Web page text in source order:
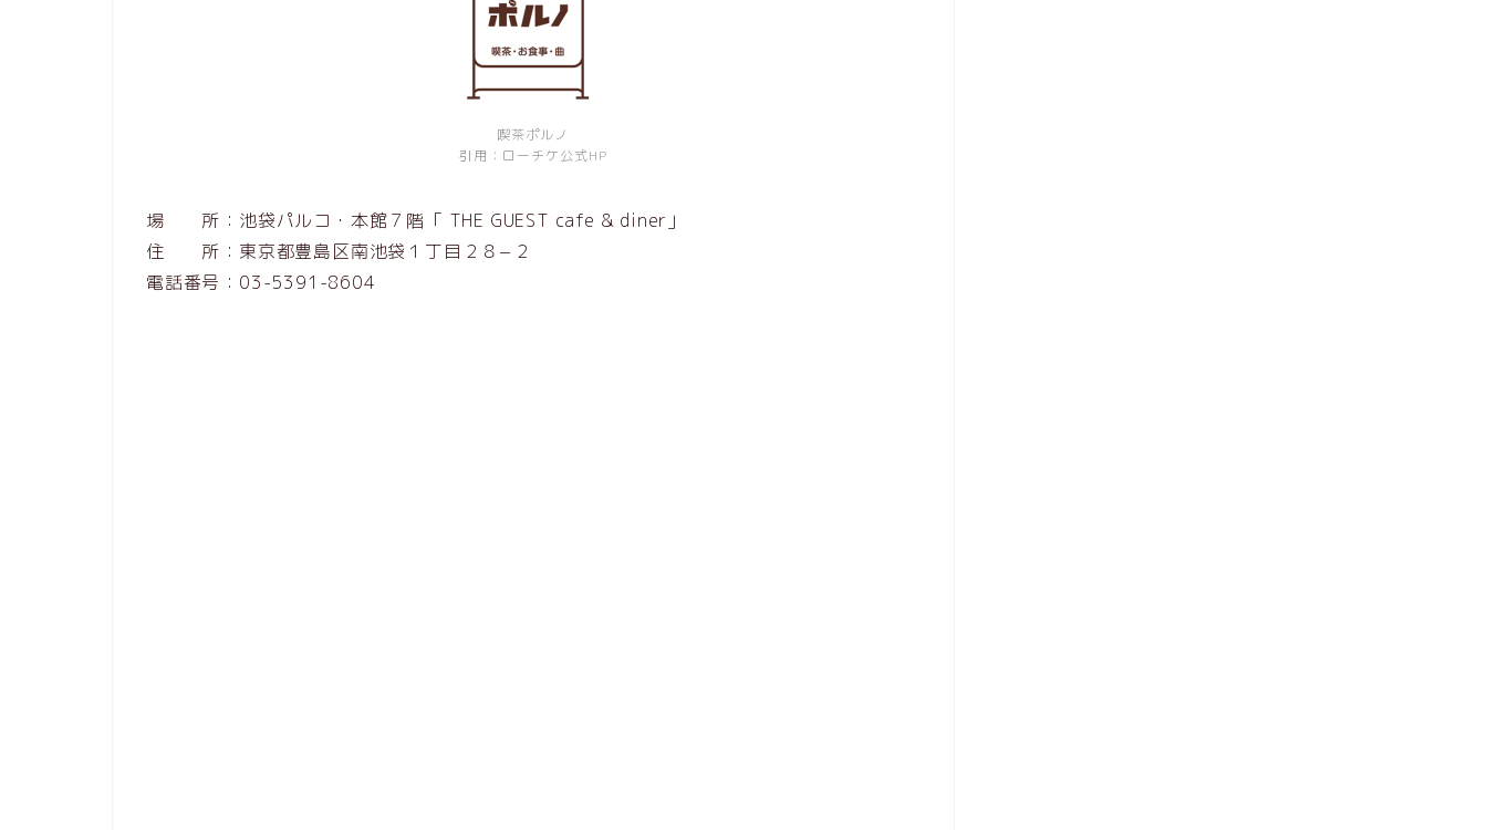
喫茶ポルノ
引用：ローチケ公式HP
場 所：池袋パルコ・本館７階「 THE GUEST cafe & diner」
住 所：東京都豊島区南池袋１丁目２８−２
電話番号：03-5391-8604